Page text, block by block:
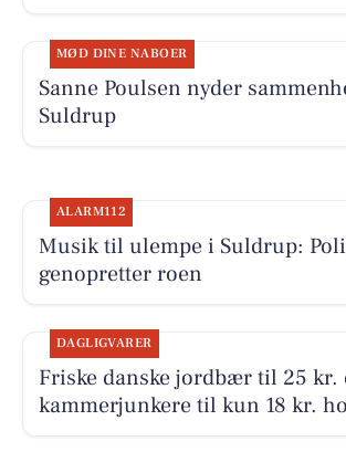
MØD DINE NABOER
Sanne Poulsen nyder
Suldrup
ALARM112
Musik til ulempe i Suldrup:
genopretter roen
DAGLIGVARER
Friske danske jordbær til 25 kr.
kammerjunkere til kun 18 kr.